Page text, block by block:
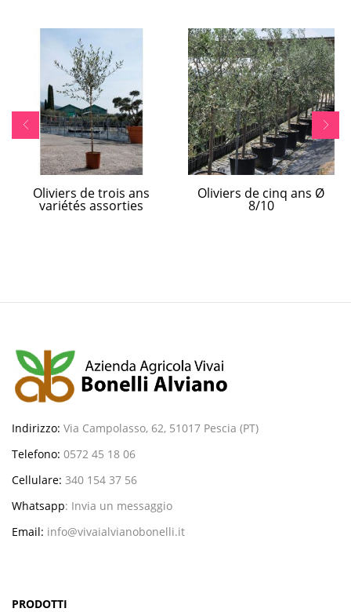
Oliviers de trois ans
variétés assorties
Oliviers de cinq ans Ø
8/10
Indirizzo: Via Campolasso, 62, 51017 Pescia (PT)
Telefono: 0572 45 18 06
Cellulare: 340 154 37 56
Whatsapp: Invia un messaggio
Email: info@vivaialvianobonelli.it
PRODOTTI